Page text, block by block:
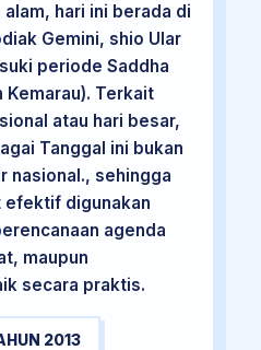
hari ini berada di
Gemini, shio Ular
periode Saddha
Kemarau). Terkait
atau hari besar,
Tanggal ini bukan
nasional., sehingga
efektif digunakan
agenda
maupun
secara praktis.
2013